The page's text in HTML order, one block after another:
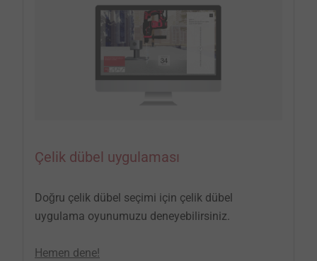
Çelik dübel uygulaması
Doğru çelik dübel seçimi için çelik dübel
uygulama oyunumuzu deneyebilirsiniz.​​​​​​
Hemen dene!